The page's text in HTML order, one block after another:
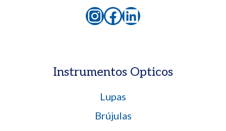
Instagram
Facebook
LinkedIn
Instrumentos Opticos
Lupas
Brújulas